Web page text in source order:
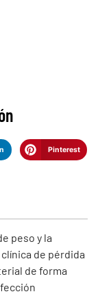
Pinterest
peso y la
de pérdida
de forma